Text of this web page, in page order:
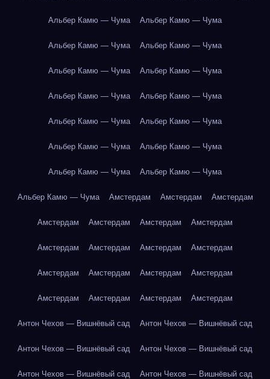
Альбер Камю — Чума Альбер Камю — Чума
Альбер Камю — Чума Альбер Камю — Чума
Альбер Камю — Чума Альбер Камю — Чума
Альбер Камю — Чума Альбер Камю — Чума
Альбер Камю — Чума Альбер Камю — Чума
Альбер Камю — Чума Альбер Камю — Чума
Альбер Камю — Чума Альбер Камю — Чума
Альбер Камю — Чума Амстердам Амстердам Амстердам
Амстердам Амстердам Амстердам Амстердам
Амстердам Амстердам Амстердам Амстердам
Амстердам Амстердам Амстердам Амстердам
Амстердам Амстердам Амстердам Амстердам
Антон Чехов — Вишнёвый сад Антон Чехов — Вишнёвый сад
Антон Чехов — Вишнёвый сад Антон Чехов — Вишнёвый сад
Антон Чехов — Вишнёвый сад Антон Чехов — Вишнёвый сад